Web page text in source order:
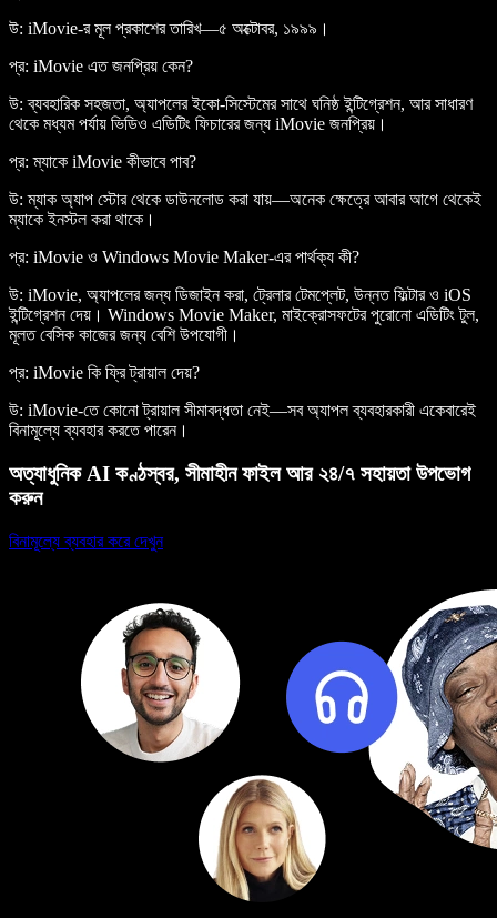
উ: iMovie-র মূল প্রকাশের তারিখ—৫ অক্টোবর, ১৯৯৯।
প্র: iMovie এত জনপ্রিয় কেন?
উ: ব্যবহারিক সহজতা, অ্যাপলের ইকো-সিস্টেমের সাথে ঘনিষ্ঠ ইন্টিগ্রেশন, আর সাধারণ
থেকে মধ্যম পর্যায় ভিডিও এডিটিং ফিচারের জন্য iMovie জনপ্রিয়।
প্র: ম্যাকে iMovie কীভাবে পাব?
উ: ম্যাক অ্যাপ স্টোর থেকে ডাউনলোড করা যায়—অনেক ক্ষেত্রে আবার আগে থেকেই
ম্যাকে ইনস্টল করা থাকে।
প্র: iMovie ও Windows Movie Maker-এর পার্থক্য কী?
উ: iMovie, অ্যাপলের জন্য ডিজাইন করা, ট্রেলার টেমপ্লেট, উন্নত ফিল্টার ও iOS
ইন্টিগ্রেশন দেয়। Windows Movie Maker, মাইক্রোসফটের পুরোনো এডিটিং টুল,
মূলত বেসিক কাজের জন্য বেশি উপযোগী।
প্র: iMovie কি ফ্রি ট্রায়াল দেয়?
উ: iMovie-তে কোনো ট্রায়াল সীমাবদ্ধতা নেই—সব অ্যাপল ব্যবহারকারী একেবারেই
বিনামূল্যে ব্যবহার করতে পারেন।
অত্যাধুনিক AI কণ্ঠস্বর, সীমাহীন ফাইল আর ২৪/৭ সহায়তা উপভোগ
করুন
বিনামূল্যে ব্যবহার করে দেখুন